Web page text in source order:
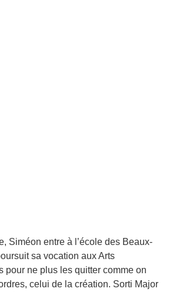
Siméon entre à l’école des Beaux-
sa vocation aux Arts
pour ne plus les quitter comme on
celui de la création. Sorti Major